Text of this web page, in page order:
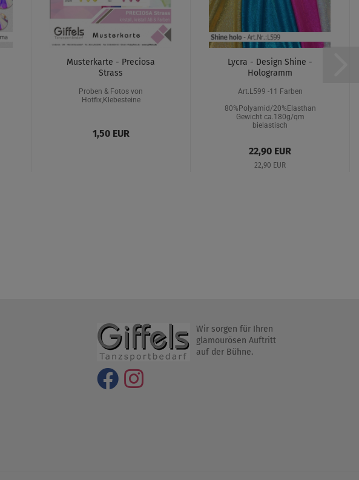
Musterkarte - Preciosa
Strass
Proben & Fotos von
Hotfix,Klebesteine
1,50 EUR
Lycra - Design Shine -
Hologramm
Art.L599 -11 Farben
80%Polyamid/20%Elasthan
Gewicht ca.180g/qm
bielastisch
22,90 EUR
22,90 EUR
Wir sorgen für Ihren
glamourösen Auftritt
auf der Bühne.